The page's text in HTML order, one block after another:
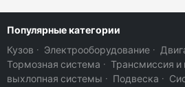
Популярные категории
Кузов · Электрооборудование ·
Тормозная система · Трансмиссия и
выхлопная системы · Подвеска ·